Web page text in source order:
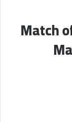
Match